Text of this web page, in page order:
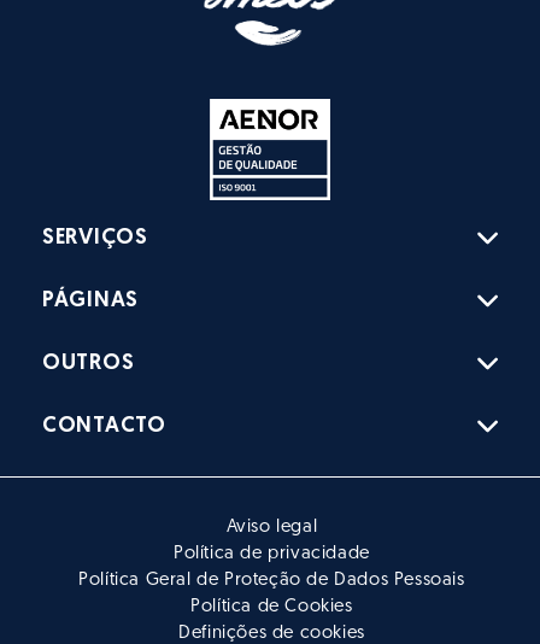
SERVIÇOS
PÁGINAS
OUTROS
CONTACTO
Aviso legal
Política de privacidade
Política Geral de Proteção de Dados Pessoais
Política de Cookies
Definições de cookies